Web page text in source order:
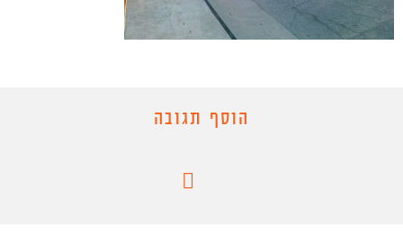
הוסף תגובה